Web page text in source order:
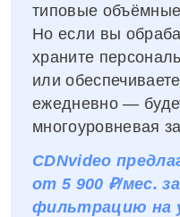
типовые
Но если вы
храните
или
ежедневно —
многоуровневая
CDNvideo
от 5 900 ₽/мес.
фильтрацию на